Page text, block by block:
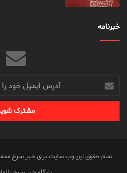
خبرنامه
آدرس
ایمیل
خود
وارد
تمام حقوق این وب سایت برای خبر سرخ